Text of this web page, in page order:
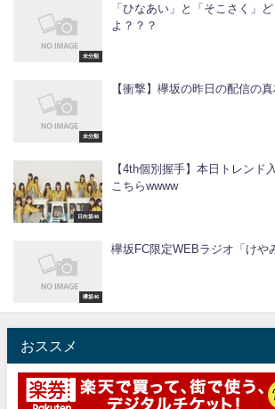
未分類
「ひなあい」と「そこさく」
よ？？？
未分類
【衝撃】欅坂の昨日の配信の真
日向坂46
【4th個別握手】本日トレンド
こちらwwww
欅坂46
欅坂FC限定WEBラジオ「けや
おススメ